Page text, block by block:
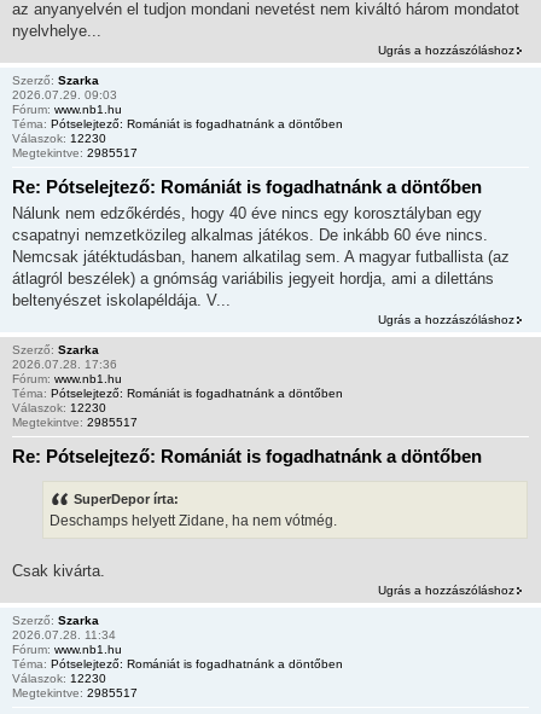
az anyanyelvén el tudjon mondani nevetést nem kiváltó három mondatot
nyelvhelye...
Ugrás a hozzászóláshoz
Szerző: Szarka
2026.07.29. 09:03
Fórum: www.nb1.hu
Téma: Pótselejtező: Romániát is fogadhatnánk a döntőben
Válaszok: 12230
Megtekintve: 2985517
Re: Pótselejtező: Romániát is fogadhatnánk a döntőben
Nálunk nem edzőkérdés, hogy 40 éve nincs egy korosztályban egy
csapatnyi nemzetközileg alkalmas játékos. De inkább 60 éve nincs.
Nemcsak játéktudásban, hanem alkatilag sem. A magyar futballista (az
átlagról beszélek) a gnómság variábilis jegyeit hordja, ami a dilettáns
beltenyészet iskolapéldája. V...
Ugrás a hozzászóláshoz
Szerző: Szarka
2026.07.28. 17:36
Fórum: www.nb1.hu
Téma: Pótselejtező: Romániát is fogadhatnánk a döntőben
Válaszok: 12230
Megtekintve: 2985517
Re: Pótselejtező: Romániát is fogadhatnánk a döntőben
SuperDepor írta:
Deschamps helyett Zidane, ha nem vótmég.
Csak kivárta.
Ugrás a hozzászóláshoz
Szerző: Szarka
2026.07.28. 11:34
Fórum: www.nb1.hu
Téma: Pótselejtező: Romániát is fogadhatnánk a döntőben
Válaszok: 12230
Megtekintve: 2985517